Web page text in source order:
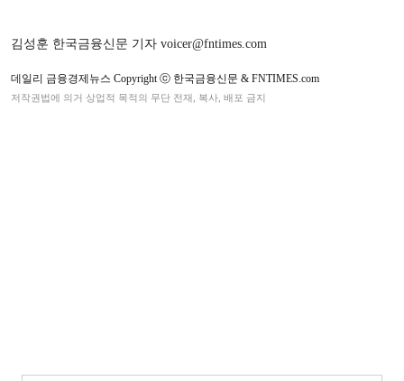
김성훈 한국금융신문 기자 voicer@fntimes.com
데일리 금융경제뉴스 Copyright ⓒ 한국금융신문 & FNTIMES.com
저작권법에 의거 상업적 목적의 무단 전재, 복사, 배포 금지